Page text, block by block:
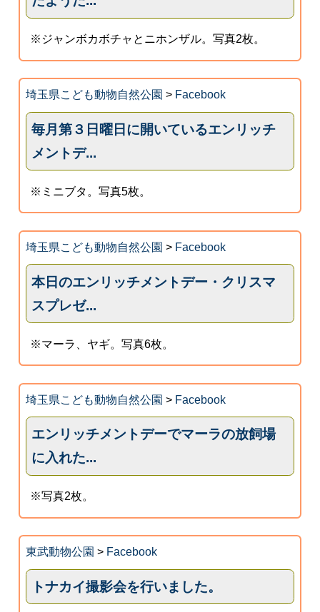
※ジャンボカボチャとニホンザル。写真2枚。
埼玉県こども動物自然公園 > Facebook
毎月第３日曜日に開いているエンリッチ
メントデ...
※ミニブタ。写真5枚。
埼玉県こども動物自然公園 > Facebook
本日のエンリッチメントデー・クリスマ
スプレゼ...
※マーラ、ヤギ。写真6枚。
埼玉県こども動物自然公園 > Facebook
エンリッチメントデーでマーラの放飼場
に入れた...
※写真2枚。
東武動物公園 > Facebook
トナカイ撮影会を行いました。